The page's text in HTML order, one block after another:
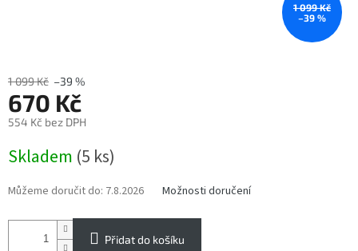
1 099 Kč
–39 %
1 099 Kč –39 %
670 Kč
554 Kč bez DPH
cena:
Skladem (5 ks)
Můžeme doručit do: 7.8.2026 Možnosti doručení
Přidat do košíku